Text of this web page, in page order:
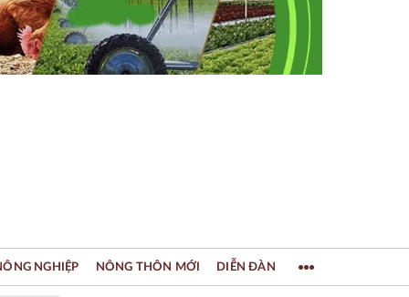
NGHIỆP NÔNG THÔN MỚI DIỄN ĐÀN